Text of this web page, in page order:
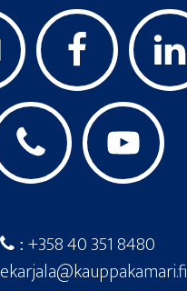
: +358 40 351 8480
ekarjala@kauppakamari.fi